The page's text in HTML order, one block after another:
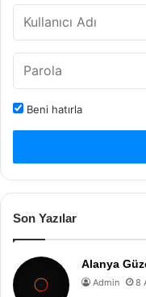
Beni hatırla
Son Yazılar
Alanya
Admin 8